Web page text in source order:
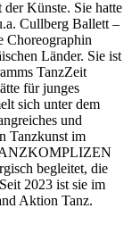
Künste. Sie hatte
Cullberg Ballett –
Choreographin
Länder. Sie ist
TanzZeit
für junges
sich unter dem
und
Tanzkunst im
begleitet, die
2023 ist sie im
Aktion Tanz.